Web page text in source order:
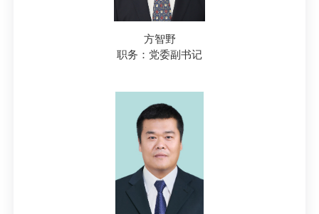
方智野
职务：党委副书记